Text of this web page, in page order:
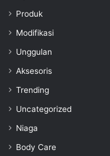
Produk
Modifikasi
Unggulan
Aksesoris
Trending
Uncategorized
Niaga
Body Care